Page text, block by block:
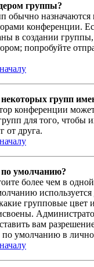
группы?
обычно назначаются
конференции.
в создании
попробуйте
групп
конференции
для того, чтобы
от друга.
по умолчанию?
более чем в
используется
групповые цвет
вам
умолчанию в